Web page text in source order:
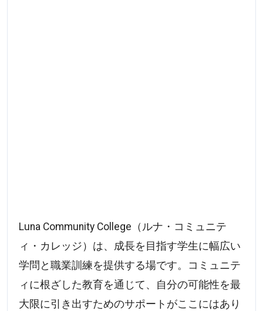
Luna Community College（ルナ・コミュニテ
ィ・カレッジ）は、成長を目指す学生に幅広い
学問と職業訓練を提供する場です。コミュニテ
ィに根ざした教育を通じて、自分の可能性を最
大限に引き出すためのサポートがここにはあり